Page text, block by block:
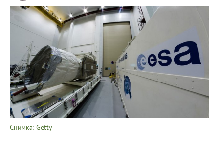
Снимка: Getty